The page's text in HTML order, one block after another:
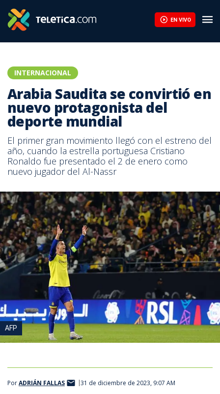
EN VIVO
INTERNACIONAL
Arabia Saudita se convirtió en
nuevo protagonista del
deporte mundial
El primer gran movimiento llegó con el estreno del
año, cuando la estrella portuguesa Cristiano
Ronaldo fue presentado el 2 de enero como
nuevo jugador del Al-Nassr
AFP
PorADRIÁN FALLAS 31 de diciembre de 2023, 9:07 AM